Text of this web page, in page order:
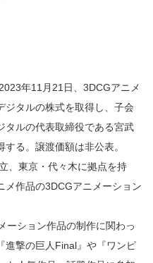
年11月21日、3DCGアニメ
ジタルの株式を取得し、子会
タルの代表取締役である宮武
る。譲渡価額は非公表。
、東京・代々木に拠点を持
メ作品の3DCGアニメーション
ション作品の制作に関わっ
進撃の巨人Final』や『ワンピ